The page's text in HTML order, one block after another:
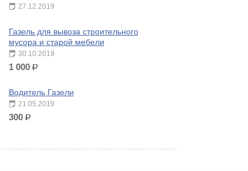
27.12.2019
Газель для вывоза строительного
мусора и старой мебели
30.10.2019
1 000 р.
Водитель Газели
21.05.2019
300 р.